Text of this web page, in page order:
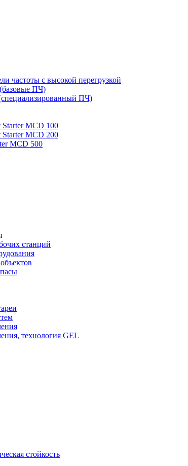
частоты с высокой перегрузкой
ПЧ)
ПЧ)
Starter MCD 100
Starter MCD 200
MCD 500
станций
технология GEL
стойкость